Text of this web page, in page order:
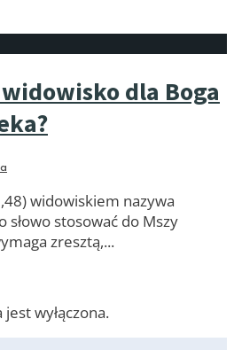
dla Boga
widowiskiem nazywa
słowo stosować do Mszy
zresztą,...
wyłączona.